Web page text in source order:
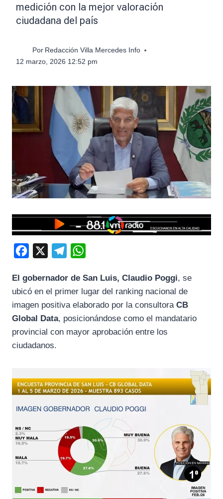
medición con la mejor valoración
ciudadana del país
Por Redacción Villa Mercedes Info
12 marzo, 2026 12:52 pm
c
e
b
l
e
g
a
t
s
El gobernador de San Luis, Claudio Poggi, se
ubicó en el primer lugar del ranking nacional de
imagen positiva elaborado por la consultora CB
Global Data, posicionándose como el mandatario
provincial con mayor aprobación entre los
ciudadanos.